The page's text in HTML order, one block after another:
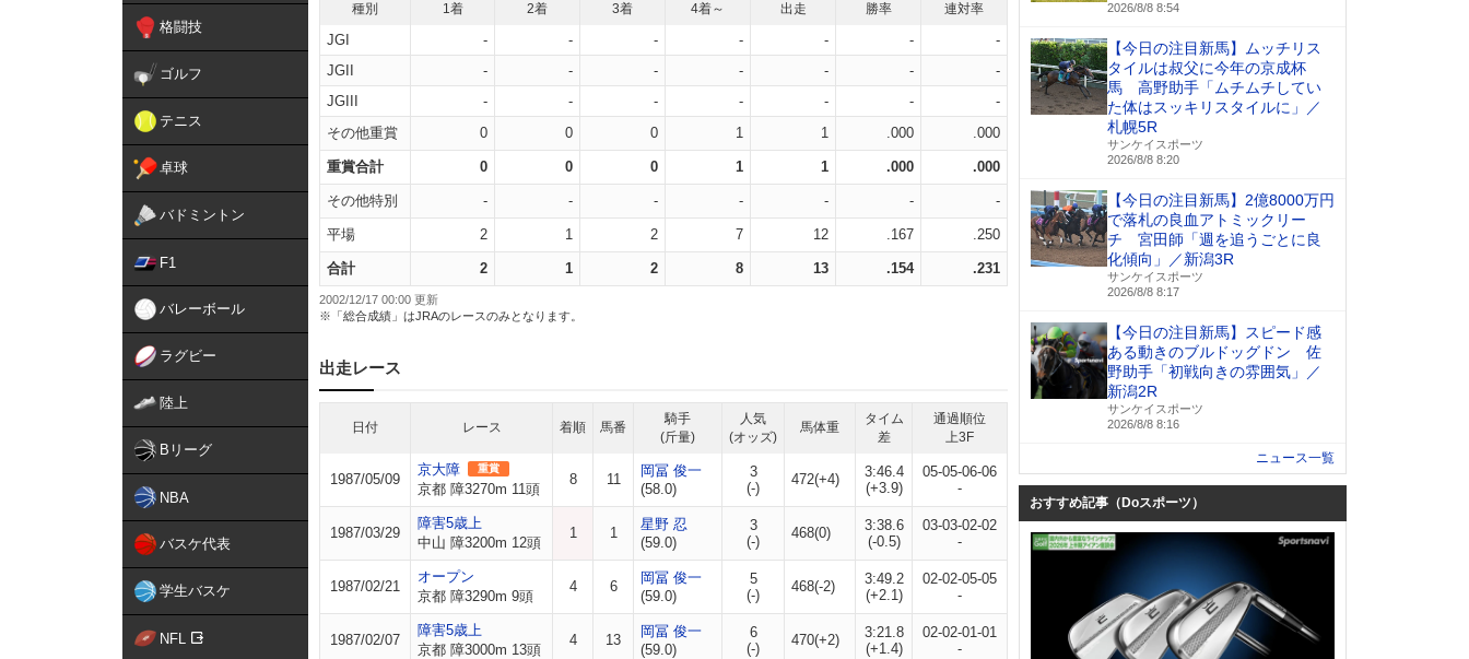
格闘技
ゴルフ
テニス
卓球
バドミントン
F1
バレーボール
ラグビー
陸上
Bリーグ
NBA
バスケ代表
学生バスケ
NFL
種別 1着 2着 3着 4着～ 出走 勝率 連対率
JGI - - - - - -
-
JGII
- - - - - -
-
JGIII
- - - - - -
-
その他重賞
0 0 0 1 1 .000 .000
重賞合計 0 0 0 1 1 .000 .000
その他特別 - - - - - - -
平場 2 1 2 7 12 .167 .250
合計 2 1 2 8 13 .154 .231
2002/12/17 00:00 更新
※「総合成績」はJRAのレースのみとなります。
出走レース
日付 レース 着順 馬番
騎手
(斤量)
人気
(オッズ)
馬体重
タイム
差
通過順位
上3F
1987/05/09
京大障 重賞
京都 障3270m 11頭
8 11
岡冨 俊一
(58.0)
3
(-)
472(+4)
3:46.4
(+3.9)
05-05-06-06
-
1987/03/29
障害5歳上
中山 障3200m 12頭
1 1
星野 忍
(59.0)
3
(-)
468(0)
3:38.6
(-0.5)
03-03-02-02
-
1987/02/21
オープン
京都 障3290m 9頭
4 6
岡冨 俊一
(59.0)
5
(-)
468(-2)
3:49.2
(+2.1)
02-02-05-05
-
1987/02/07
障害5歳上
京都 障3000m 13頭
4 13
岡冨 俊一
(59.0)
6
(-)
470(+2)
3:21.8
(+1.4)
02-02-01-01
-
2026/8/8 8:54
【今日の注目新馬】ムッチリス
タイルは叔父に今年の京成杯
馬 高野助手「ムチムチしてい
た体はスッキリスタイルに」／
札幌5R
サンケイスポーツ
2026/8/8 8:20
【今日の注目新馬】2億8000万円
で落札の良血アトミックリー
チ 宮田師「週を追うごとに良
化傾向」／新潟3R
サンケイスポーツ
2026/8/8 8:17
【今日の注目新馬】スピード感
ある動きのブルドッグドン 佐
野助手「初戦向きの雰囲気」／
新潟2R
サンケイスポーツ
2026/8/8 8:16
ニュース一覧
おすすめ記事（Doスポーツ）